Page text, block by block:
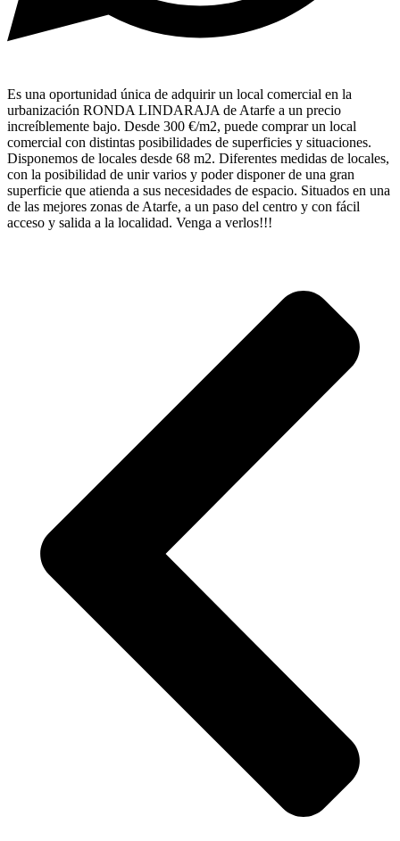
Es una oportunidad única de adquirir un local comercial en la
urbanización RONDA LINDARAJA de Atarfe a un precio
increíblemente bajo. Desde 300 €/m2, puede comprar un local
comercial con distintas posibilidades de superficies y situaciones.
Disponemos de locales desde 68 m2. Diferentes medidas de locales,
con la posibilidad de unir varios y poder disponer de una gran
superficie que atienda a sus necesidades de espacio. Situados en una
de las mejores zonas de Atarfe, a un paso del centro y con fácil
acceso y salida a la localidad. Venga a verlos!!!